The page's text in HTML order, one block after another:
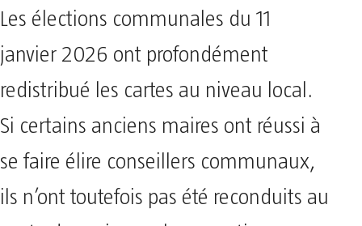
Les élections communales du 11
janvier 2026 ont profondément
redistribué les cartes au niveau local.
Si certains anciens maires ont réussi à
se faire élire conseillers communaux,
ils n’ont toutefois pas été reconduits au